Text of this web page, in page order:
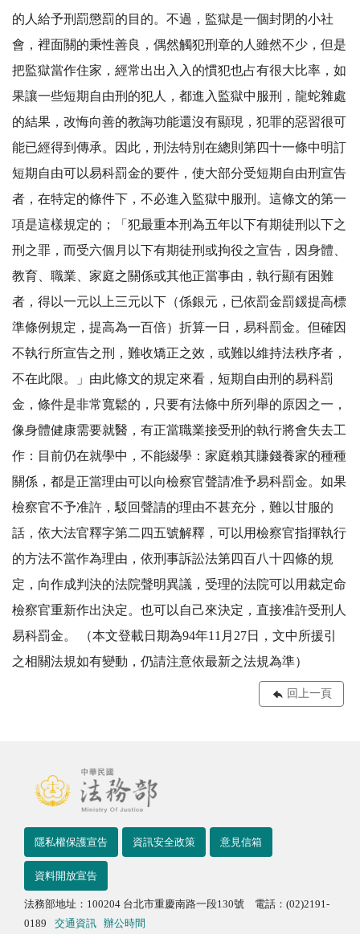
的人給予刑罰懲罰的目的。不過，監獄是一個封閉的小社
會，裡面關的秉性善良，偶然觸犯刑章的人雖然不少，但是
把監獄當作住家，經常出出入入的慣犯也占有很大比率，如
果讓一些短期自由刑的犯人，都進入監獄中服刑，龍蛇雜處
的結果，改悔向善的教誨功能還沒有顯現，犯罪的惡習很可
能已經得到傳承。因此，刑法特別在總則第四十一條中明訂
短期自由可以易科罰金的要件，使大部分受短期自由刑宣告
者，在特定的條件下，不必進入監獄中服刑。這條文的第一
項是這樣規定的；「犯最重本刑為五年以下有期徒刑以下之
刑之罪，而受六個月以下有期徒刑或拘役之宣告，因身體、
教育、職業、家庭之關係或其他正當事由，執行顯有困難
者，得以一元以上三元以下（係銀元，已依罰金罰鍰提高標
準條例規定，提高為一百倍）折算一日，易科罰金。但確因
不執行所宣告之刑，難收矯正之效，或難以維持法秩序者，
不在此限。」由此條文的規定來看，短期自由刑的易科罰
金，條件是非常寬鬆的，只要有法條中所列舉的原因之一，
像身體健康需要就醫，有正當職業接受刑的執行將會失去工
作：目前仍在就學中，不能綴學：家庭賴其賺錢養家的種種
關係，都是正當理由可以向檢察官聲請准予易科罰金。如果
檢察官不予准許，駁回聲請的理由不甚充分，難以甘服的
話，依大法官釋字第二四五號解釋，可以用檢察官指揮執行
的方法不當作為理由，依刑事訴訟法第四百八十四條的規
定，向作成判決的法院聲明異議，受理的法院可以用裁定命
檢察官重新作出決定。也可以自己來決定，直接准許受刑人
易科罰金。 （本文登載日期為94年11月27日，文中所援引
之相關法規如有變動，仍請注意依最新之法規為準）
回上一頁
隱私權保護宣告 資訊安全政策 意見信箱
資料開放宣告
法務部地址：100204 台北市重慶南路一段130號 電話：(02)2191-
0189
交通資訊 辦公時間